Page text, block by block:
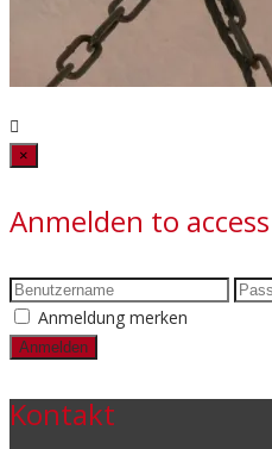
×
Anmelden to
Anmeldung merken
Kontakt